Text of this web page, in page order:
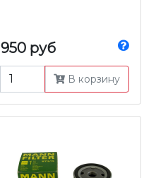
950 руб
В корзину